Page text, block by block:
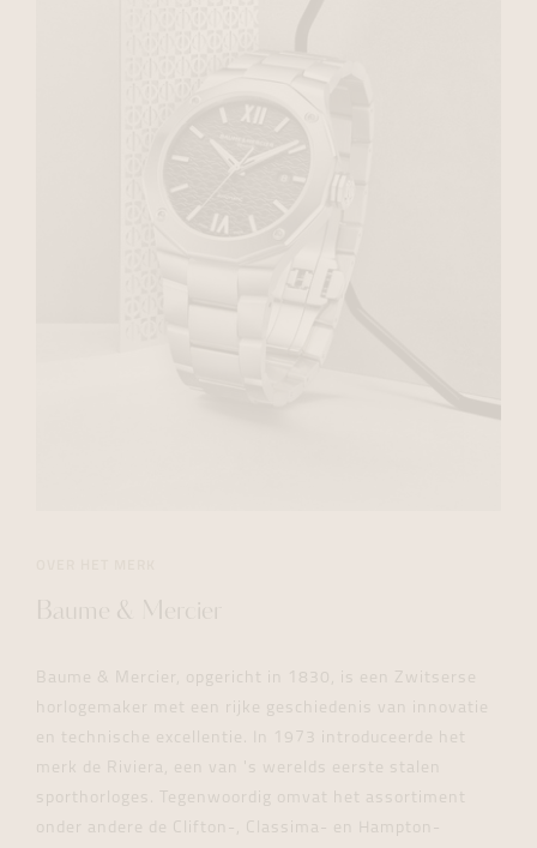
Baume & Mercier
Baume & Mercier, opgericht in 1830, is een Zwitserse
horlogemaker met een rijke geschiedenis van innovatie
en technische excellentie. In 1973 introduceerde het
merk de Riviera, een van 's werelds eerste stalen
sporthorloges. Tegenwoordig omvat het assortiment
onder andere de Clifton-, Classima- en Hampton-